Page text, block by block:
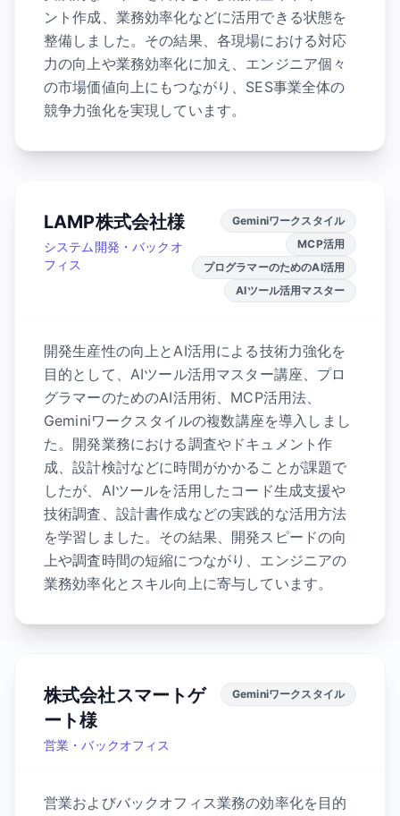
ント作成、業務効率化などに活用できる状態を
整備しました。その結果、各現場における対応
力の向上や業務効率化に加え、エンジニア個々
の市場価値向上にもつながり、SES事業全体の
競争力強化を実現しています。
LAMP株式会社様
システム開発・バックオ
フィス
Geminiワークスタイル
MCP活用
プログラマーのためのAI活用
AIツール活用マスター
開発生産性の向上とAI活用による技術力強化を
目的として、AIツール活用マスター講座、プロ
グラマーのためのAI活用術、MCP活用法、
Geminiワークスタイルの複数講座を導入しまし
た。開発業務における調査やドキュメント作
成、設計検討などに時間がかかることが課題で
したが、AIツールを活用したコード生成支援や
技術調査、設計書作成などの実践的な活用方法
を学習しました。その結果、開発スピードの向
上や調査時間の短縮につながり、エンジニアの
業務効率化とスキル向上に寄与しています。
株式会社スマートゲ
ート様
営業・バックオフィス
Geminiワークスタイル
営業およびバックオフィス業務の効率化を目的